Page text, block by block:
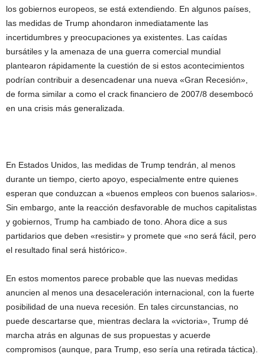
los gobiernos europeos, se está extendiendo. En algunos países,
las medidas de Trump ahondaron inmediatamente las
incertidumbres y preocupaciones ya existentes. Las caídas
bursátiles y la amenaza de una guerra comercial mundial
plantearon rápidamente la cuestión de si estos acontecimientos
podrían contribuir a desencadenar una nueva «Gran Recesión»,
de forma similar a como el crack financiero de 2007/8 desembocó
en una crisis más generalizada.
En Estados Unidos, las medidas de Trump tendrán, al menos
durante un tiempo, cierto apoyo, especialmente entre quienes
esperan que conduzcan a «buenos empleos con buenos salarios».
Sin embargo, ante la reacción desfavorable de muchos capitalistas
y gobiernos, Trump ha cambiado de tono. Ahora dice a sus
partidarios que deben «resistir» y promete que «no será fácil, pero
el resultado final será histórico».
En estos momentos parece probable que las nuevas medidas
anuncien al menos una desaceleración internacional, con la fuerte
posibilidad de una nueva recesión. En tales circunstancias, no
puede descartarse que, mientras declara la «victoria», Trump dé
marcha atrás en algunas de sus propuestas y acuerde
compromisos (aunque, para Trump, eso sería una retirada táctica).